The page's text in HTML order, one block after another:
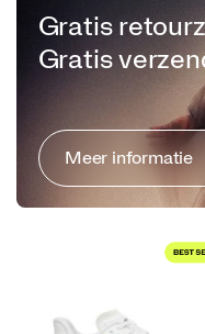
Gratis
Gratis
Meer informatie